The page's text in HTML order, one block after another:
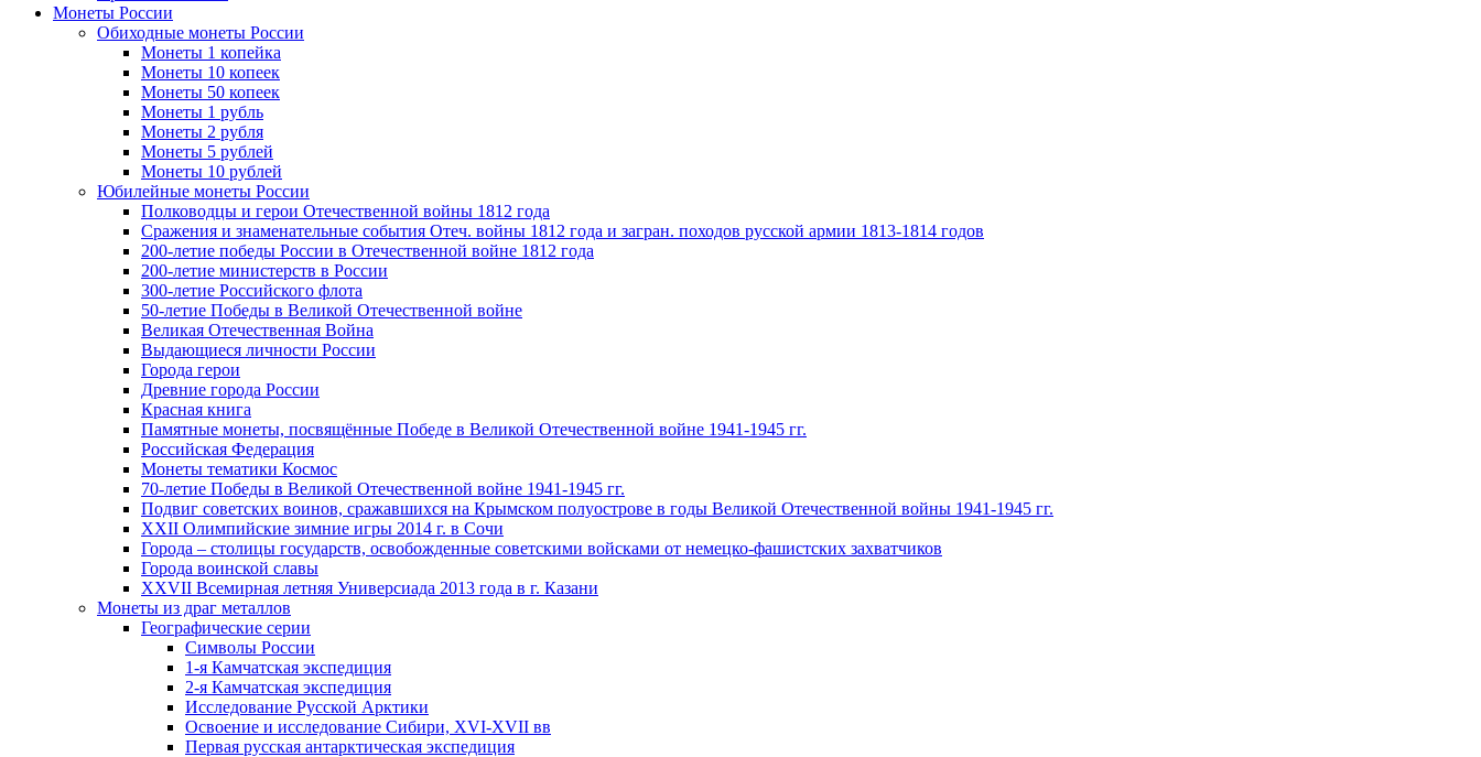
Монеты России
Обиходные монеты России
Монеты 1 копейка
Монеты 10 копеек
Монеты 50 копеек
Монеты 1 рубль
Монеты 2 рубля
Монеты 5 рублей
Монеты 10 рублей
Юбилейные монеты России
Полководцы и герои Отечественной войны 1812 года
Сражения и знаменательные события Отеч. войны 1812 года и загран. походов русской армии 1813-1814 годов
200-летие победы России в Отечественной войне 1812 года
200-летие министерств в России
300-летие Российского флота
50-летие Победы в Великой Отечественной войне
Великая Отечественная Война
Выдающиеся личности России
Города герои
Древние города России
Красная книга
Памятные монеты, посвящённые Победе в Великой Отечественной войне 1941-1945 гг.
Российская Федерация
Монеты тематики Космос
70-летие Победы в Великой Отечественной войне 1941-1945 гг.
Подвиг советских воинов, сражавшихся на Крымском полуострове в годы Великой Отечественной войны 1941-1945 гг.
XXII Олимпийские зимние игры 2014 г. в Сочи
Города – столицы государств, освобожденные советскими войсками от немецко-фашистских захватчиков
Города воинской славы
XXVII Всемирная летняя Универсиада 2013 года в г. Казани
Монеты из драг металлов
Географические серии
Символы России
1-я Камчатская экспедиция
2-я Камчатская экспедиция
Исследование Русской Арктики
Освоение и исследование Сибири, XVI-XVII вв
Первая русская антарктическая экспедиция